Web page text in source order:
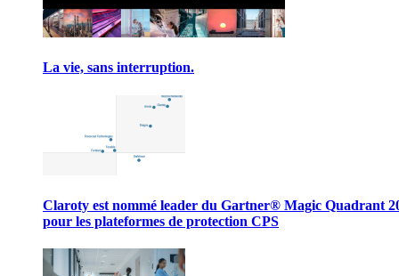
La vie, sans interruption.
Claroty est nommé leader du Gartner® Magic Quadrant
pour les plateformes de protection CPS